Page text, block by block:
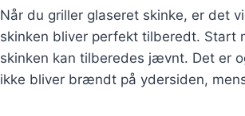
Når du griller glaseret skinke, er det
skinken bliver perfekt tilberedt. Start
skinken kan tilberedes jævnt. Det er
ikke bliver brændt på ydersiden,